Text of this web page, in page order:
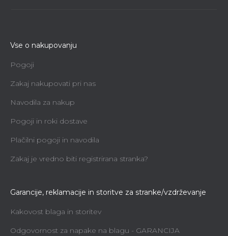
Vse o nakupovanju
Pogoji
Zakaj nakupovati pri nas
Navodila za nakup
Pogoji in roki dostave
Plačilni pogoji in navodila
Zakaj je vredno biti registrirana stranka?
Garancije, reklamacije in storitve za stranke/vzdrževanje
Kakovost blaga in storitev
Odgovornost za napake na blagu - GARANCIJA